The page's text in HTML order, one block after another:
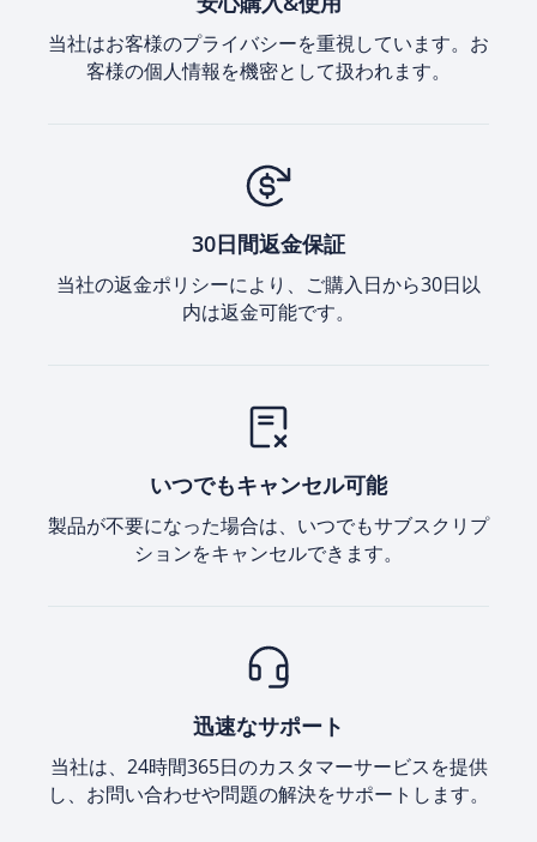
当社はお客様のプライバシーを重視しています。お
客様の個人情報を機密として扱われます。
30日間返金保証
当社の返金ポリシーにより、ご購入日から30日以
内は返金可能です。
いつでもキャンセル可能
製品が不要になった場合は、いつでもサブスクリプ
ションをキャンセルできます。
迅速なサポート
当社は、24時間365日のカスタマーサービスを提供
し、お問い合わせや問題の解決をサポートします。